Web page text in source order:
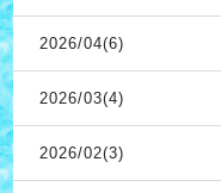
2026/04(6)
2026/03(4)
2026/02(3)